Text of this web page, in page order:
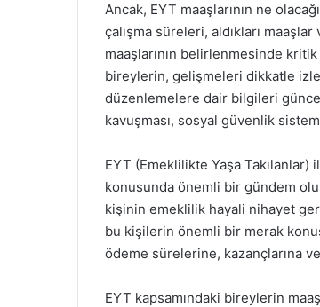
Ancak, EYT maaşlarının ne
çalışma süreleri, aldıkları
maaşlarının belirlenmesinde
bireylerin, gelişmeleri dikkatle
düzenlemelere dair bilgileri
kavuşması, sosyal güvenlik
EYT (Emeklilikte Yaşa
konusunda önemli bir gündem
kişinin emeklilik hayali nihayet
bu kişilerin önemli bir merak
ödeme sürelerine, kazançlarına
EYT kapsamındaki bireylerin